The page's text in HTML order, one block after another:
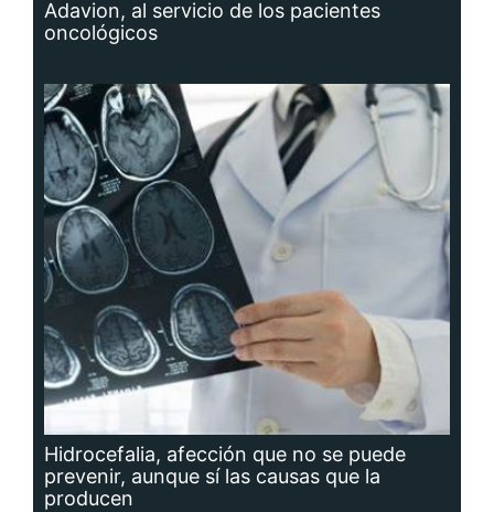
Adavion, al servicio de los pacientes
oncológicos
Hidrocefalia, afección que no se puede
prevenir, aunque sí las causas que la
producen